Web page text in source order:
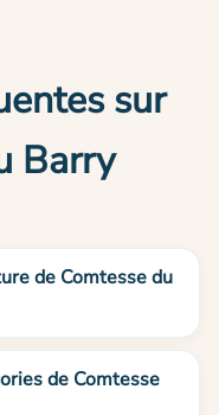
sur
Barry
de Comtesse du
de Comtesse